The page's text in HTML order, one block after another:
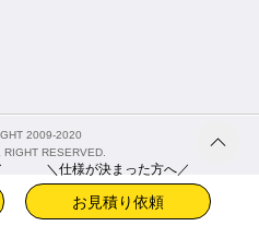
＼仕様が決まった方へ／
お見積り依頼
2009-2020
RESERVED.